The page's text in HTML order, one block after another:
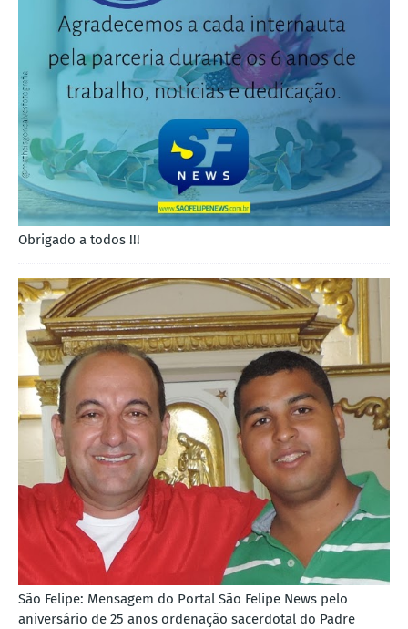
Obrigado a todos !!!
São Felipe: Mensagem do Portal São Felipe News pelo
aniversário de 25 anos ordenação sacerdotal do Padre